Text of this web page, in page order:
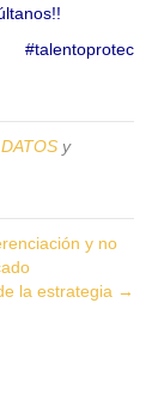
y
y no
la estrategia →